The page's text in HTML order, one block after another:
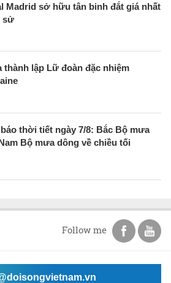
Madrid sở hữu tân binh đắt giá nhất
sử
thành lập Lữ đoàn đặc nhiệm
thời tiết ngày 7/8: Bắc Bộ mưa
Bộ mưa dông về chiều tối
Follow me